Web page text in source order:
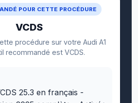
POUR CETTE PROCÉDURE
VCDS
procédure sur votre Audi A1
recommandé est VCDS.